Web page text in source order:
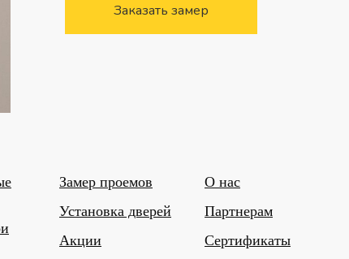
Заказать замер
Замер проемов
Установка дверей
Акции
О нас
Партнерам
Сертификаты